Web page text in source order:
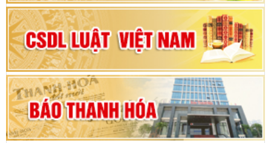
Đại hội Đảng bộ xã Yên Ninh lần thứ nhất,
nhiệm kỳ 2025 - 2030
Khai mạc Kỳ họp bất thường lần thứ 9, Quốc
hội khóa XV
Phiên thảo luận Kỳ họp thứ 24, HĐND tỉnh
Thanh Hóa khóa XVIII, nhiệm kỳ 2021 - 2026